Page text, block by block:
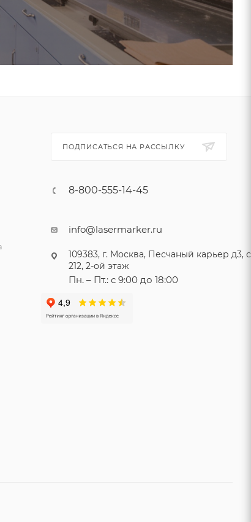
ПОДПИСАТЬСЯ НА РАССЫЛКУ
8-800-555-14-45
info@lasermarker.ru
109383, г. Москва, Песчаный карьер д3,
212, 2-ой этаж
Пн. – Пт.: с 9:00 до 18:00